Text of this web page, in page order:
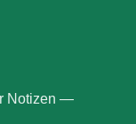
Notizen —